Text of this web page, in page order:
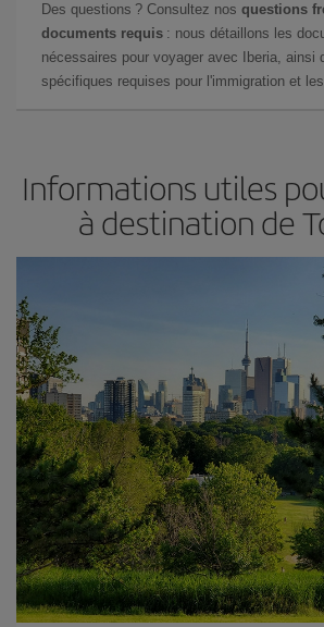
Des questions ? Consultez nos questions
documents requis : nous détaillons les
nécessaires pour voyager avec Iberia, ainsi
spécifiques requises pour l'immigration et
Informations utiles
à destination de